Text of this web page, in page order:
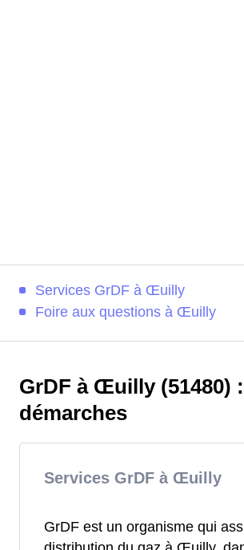
Services GrDF à Œuilly
Foire aux questions à Œuilly
GrDF à Œuilly (51480)
démarches
Services GrDF à Œuilly
GrDF est un organisme qui